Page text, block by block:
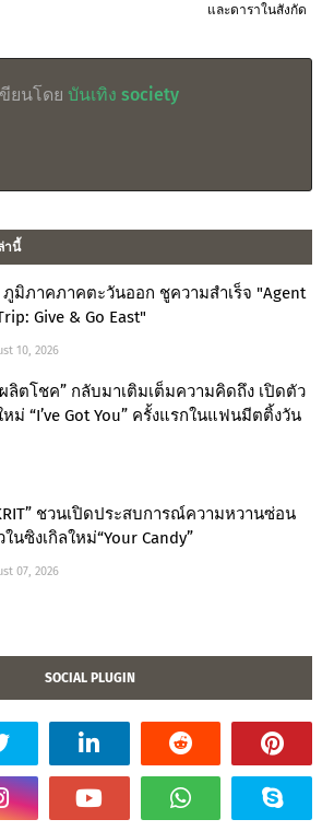
และดาราในสังกัด
ขียนโดย บันเทิง society
านี้
มิภาคภาคตะวันออก ชูความสำเร็จ "Agent
Give & Go East"
10, 2026
ผลิตโชค” กลับมาเติมเต็มความคิดถึง เปิดตัว
หม่ “I’ve Got You” ครั้งแรกในแฟนมีตติ้งวัน
ชวนเปิดประสบการณ์ความหวานซ่อน
ในซิงเกิลใหม่“Your Candy”
07, 2026
SOCIAL PLUGIN